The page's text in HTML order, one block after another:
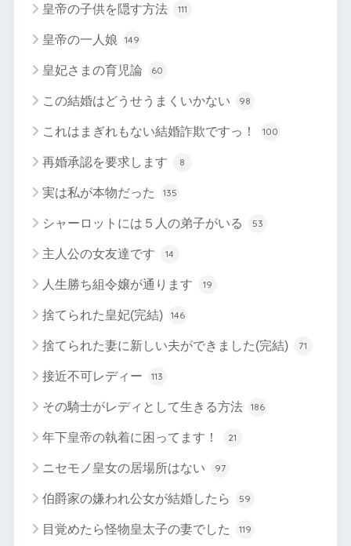
皇帝の子供を隠す方法 111
皇帝の一人娘 149
皇妃さまの育児論 60
この結婚はどうせうまくいかない 98
これはまぎれもない結婚詐欺ですっ！ 100
再婚承認を要求します 8
実は私が本物だった 135
シャーロットには５人の弟子がいる 53
主人公の女友達です 14
人生勝ち組令嬢が通ります 19
捨てられた皇妃(完結) 146
捨てられた妻に新しい夫ができました(完結) 71
接近不可レディー 113
その騎士がレディとして生きる方法 186
年下皇帝の執着に困ってます！ 21
ニセモノ皇女の居場所はない 97
伯爵家の嫌われ公女が結婚したら 59
目覚めたら怪物皇太子の妻でした 119